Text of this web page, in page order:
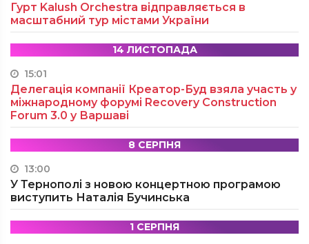
Гурт Kalush Orchestra відправляється в
масштабний тур містами України
14 ЛИСТОПАДА
15:01
Делегація компанії Креатор-Буд взяла участь у
міжнародному форумі Recovery Construction
Forum 3.0 у Варшаві
8 СЕРПНЯ
13:00
У Тернополі з новою концертною програмою
виступить Наталія Бучинська
1 СЕРПНЯ